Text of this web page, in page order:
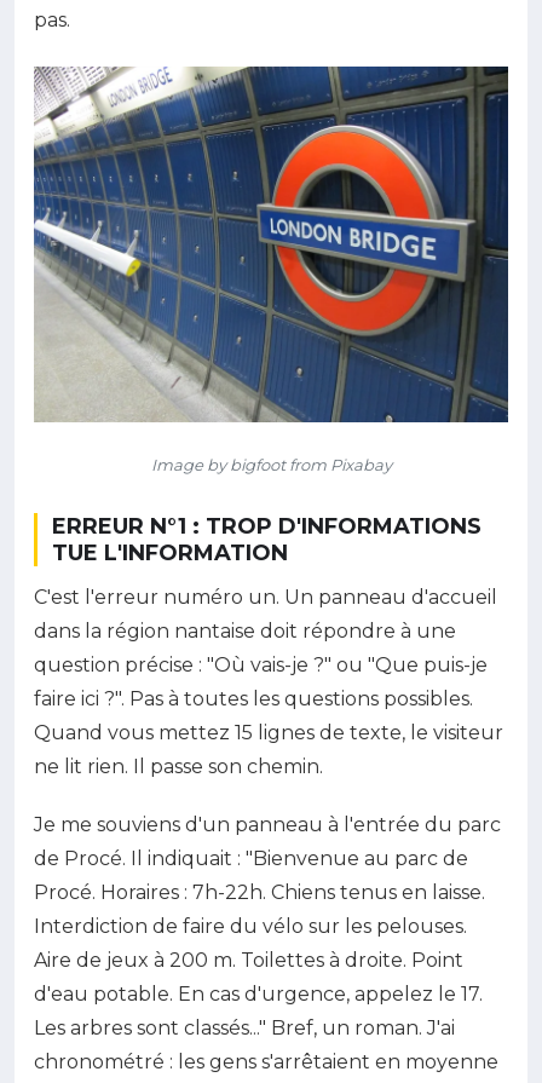
pas.
Image by bigfoot from Pixabay
ERREUR N°1 : TROP D'INFORMATIONS
TUE L'INFORMATION
C'est l'erreur numéro un. Un panneau d'accueil
dans la région nantaise doit répondre à une
question précise : "Où vais-je ?" ou "Que puis-je
faire ici ?". Pas à toutes les questions possibles.
Quand vous mettez 15 lignes de texte, le visiteur
ne lit rien. Il passe son chemin.
Je me souviens d'un panneau à l'entrée du parc
de Procé. Il indiquait : "Bienvenue au parc de
Procé. Horaires : 7h-22h. Chiens tenus en laisse.
Interdiction de faire du vélo sur les pelouses.
Aire de jeux à 200 m. Toilettes à droite. Point
d'eau potable. En cas d'urgence, appelez le 17.
Les arbres sont classés..." Bref, un roman. J'ai
chronométré : les gens s'arrêtaient en moyenne